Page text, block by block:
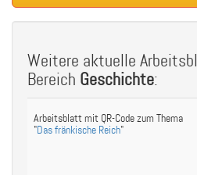
Weitere aktuelle
Bereich Geschichte:
Arbeitsblatt mit QR-Code zum Thema
"Das fränkische Reich"